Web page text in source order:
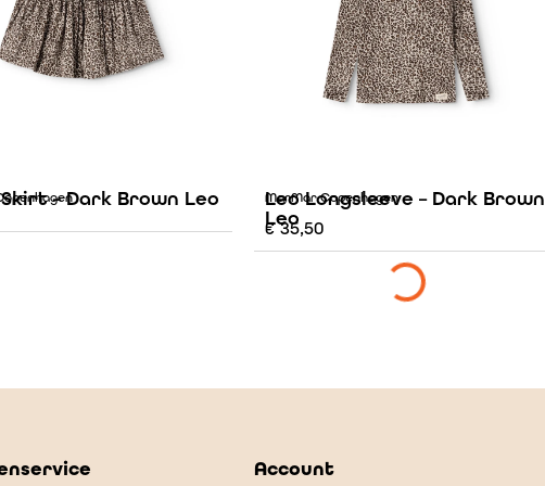
– Dark Brown Leo MarMar Copenhagen
Leo Longsleeve – Dark Brown
Leo
€35,50
Account